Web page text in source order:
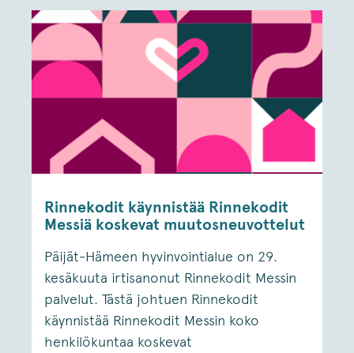
Rinnekodit käynnistää Rinnekodit
Messiä koskevat muutosneuvottelut
Päijät-Hämeen hyvinvointialue on 29.
kesäkuuta irtisanonut Rinnekodit Messin
palvelut. Tästä johtuen Rinnekodit
käynnistää Rinnekodit Messin koko
henkilökuntaa koskevat